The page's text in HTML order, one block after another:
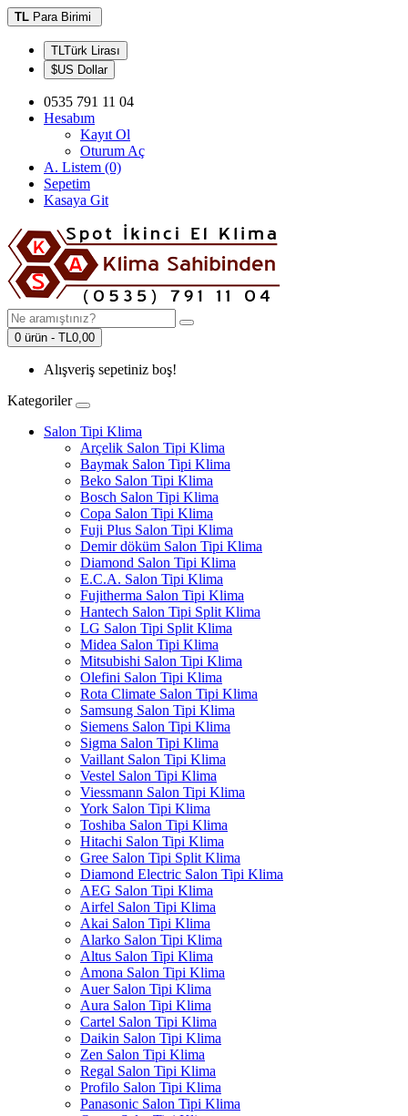
TL Para Birimi
TLTürk Lirası
$US Dollar
0535 791 11 04
Hesabım
Kayıt Ol
Oturum Aç
A. Listem (0)
Sepetim
Kasaya Git
0 ürün - TL0,00
Alışveriş sepetiniz boş!
Kategoriler
Salon Tipi Klima
Arçelik Salon Tipi Klima
Baymak Salon Tipi Klima
Beko Salon Tipi Klima
Bosch Salon Tipi Klima
Copa Salon Tipi Klima
Fuji Plus Salon Tipi Klima
Demir döküm Salon Tipi Klima
Diamond Salon Tipi Klima
E.C.A. Salon Tipi Klima
Fujitherma Salon Tipi Klima
Hantech Salon Tipi Split Klima
LG Salon Tipi Split Klima
Midea Salon Tipi Klima
Mitsubishi Salon Tipi Klima
Olefini Salon Tipi Klima
Rota Climate Salon Tipi Klima
Samsung Salon Tipi Klima
Siemens Salon Tipi Klima
Sigma Salon Tipi Klima
Vaillant Salon Tipi Klima
Vestel Salon Tipi Klima
Viessmann Salon Tipi Klima
York Salon Tipi Klima
Toshiba Salon Tipi Klima
Hitachi Salon Tipi Klima
Gree Salon Tipi Split Klima
Diamond Electric Salon Tipi Klima
AEG Salon Tipi Klima
Airfel Salon Tipi Klima
Akai Salon Tipi Klima
Alarko Salon Tipi Klima
Altus Salon Tipi Klima
Amona Salon Tipi Klima
Auer Salon Tipi Klima
Aura Salon Tipi Klima
Cartel Salon Tipi Klima
Daikin Salon Tipi Klima
Zen Salon Tipi Klima
Regal Salon Tipi Klima
Profilo Salon Tipi Klima
Panasonic Salon Tipi Klima